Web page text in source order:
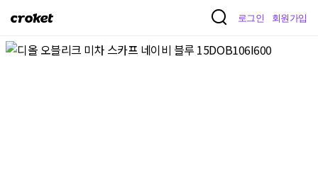
크
켓
로그인 회원가입